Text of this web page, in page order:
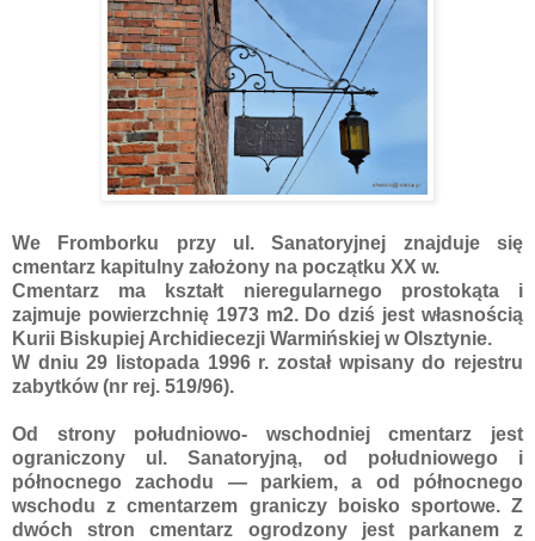
We Fromborku przy ul. Sanatoryjnej znajduje się
cmentarz kapitulny założony na początku XX w.
Cmentarz ma kształt nieregularnego prostokąta i
zajmuje powierzchnię 1973 m2. Do dziś jest własnością
Kurii Biskupiej Archidiecezji Warmińskiej w Olsztynie.
W dniu 29 listopada 1996 r. został wpisany do rejestru
zabytków (nr rej. 519/96).
Od strony południowo- wschodniej cmentarz jest
ograniczony ul. Sanatoryjną, od południowego i
północnego zachodu — parkiem, a od północnego
wschodu z cmentarzem graniczy boisko sportowe. Z
dwóch stron cmentarz ogrodzony jest parkanem z